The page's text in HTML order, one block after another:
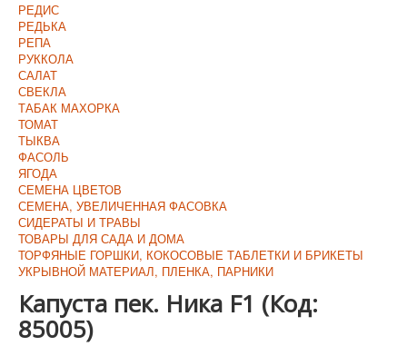
РЕДИС
РЕДЬКА
РЕПА
РУККОЛА
САЛАТ
СВЕКЛА
ТАБАК МАХОРКА
ТОМАТ
ТЫКВА
ФАСОЛЬ
ЯГОДА
СЕМЕНА ЦВЕТОВ
СЕМЕНА, УВЕЛИЧЕННАЯ ФАСОВКА
СИДЕРАТЫ И ТРАВЫ
ТОВАРЫ ДЛЯ САДА И ДОМА
ТОРФЯНЫЕ ГОРШКИ, КОКОСОВЫЕ ТАБЛЕТКИ И БРИКЕТЫ
УКРЫВНОЙ МАТЕРИАЛ, ПЛЕНКА, ПАРНИКИ
Капуста пек. Ника F1 (Код:
85005)